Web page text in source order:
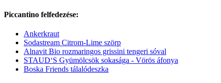
Piccantino felfedezése:
Ankerkraut
Sodastream Citrom-Lime szörp
Alnavit Bio rozmaringos grissini tengeri sóval
STAUD‘S Gyümölcsök sokasága - Vörös áfonya
Boska Friends tálalódeszka